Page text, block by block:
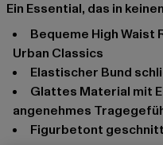
Ein Essential, das in
Bequeme High Waist Radler-Shorts im 2er-Pack von
Urban Classics
Elastischer Bund
Glattes Material mit Elasthananteil bietet ein
angenehmes
Figurbetont